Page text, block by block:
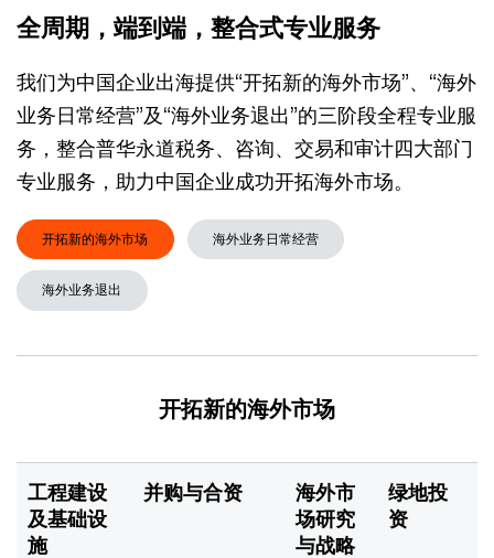
全周期，端到端，整合式专业服务
我们为中国企业出海提供“开拓新的海外市场”、“海外
业务日常经营”及“海外业务退出”的三阶段全程专业服
务，整合普华永道税务、咨询、交易和审计四大部门
专业服务，助力中国企业成功开拓海外市场。
开拓新的海外市场 海外业务日常经营
海外业务退出
开拓新的海外市场
工程建设
及基础设
施
并购与合资
海外市
场研究
与战略
绿地投
资